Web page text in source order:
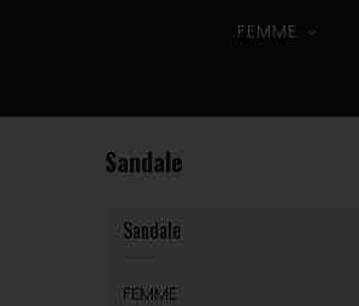
FEMME
Sandale
Sandale
FEMME